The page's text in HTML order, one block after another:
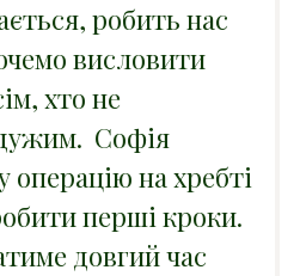
робить нас
висловити
хто не
Софія
операцію на хребті
перші кроки.
довгий час